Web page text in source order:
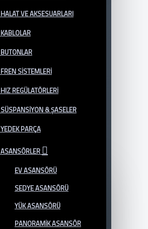
HALAT VE AKSESUARLARI
KABLOLAR
BUTONLAR
FREN SISTEMLERI
HIZ REGÜLATÖRLERI
SÜSPANSIYON & ŞASELER
YEDEK PARÇA
ASANSÖRLER
EV ASANSÖRÜ
SEDYE ASANSÖRÜ
YÜK ASANSÖRÜ
PANORAMIK ASANSÖR